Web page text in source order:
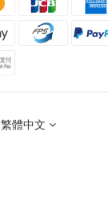
繁體中文